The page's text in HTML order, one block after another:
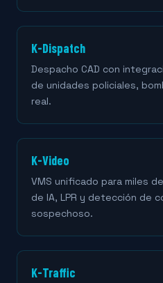
K-Dispatch
Despacho CAD con
de unidades policiales,
real.
K-Video
VMS unificado para miles
de IA, LPR y detección de
sospechoso.
K-Traffic